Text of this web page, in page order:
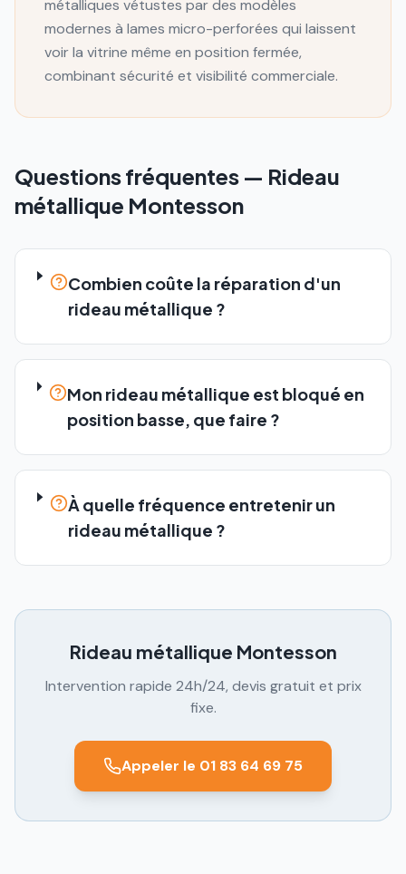
métalliques vétustes par des modèles
modernes à lames micro-perforées qui laissent
voir la vitrine même en position fermée,
combinant sécurité et visibilité commerciale.
Questions fréquentes — Rideau
métallique Montesson
Combien coûte la réparation d'un
rideau métallique ?
Mon rideau métallique est bloqué en
position basse, que faire ?
À quelle fréquence entretenir un
rideau métallique ?
Rideau métallique Montesson
Intervention rapide 24h/24, devis gratuit et prix
fixe.
Appeler le 01 83 64 69 75